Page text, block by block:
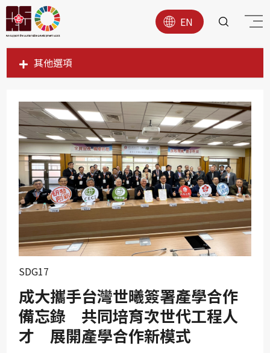
EN
其他選項
SDG1
SDG3
SDG4
SDG5
SDG6
SDG7
SDG8
SDG9
SDG11
SDG12
SDG13
SDG17
成大攜手台灣世曦簽署產學合作
備忘錄 共同培育次世代工程人
才 展開產學合作新模式